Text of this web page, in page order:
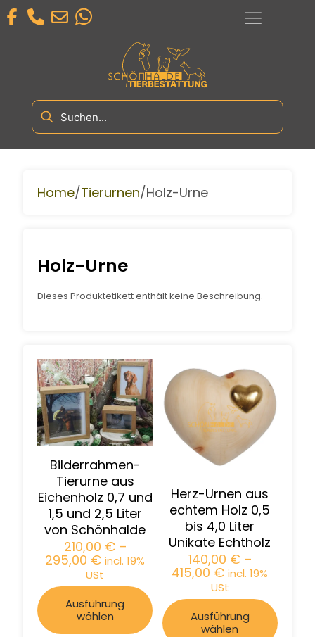
Home/Tierurnen/Holz-Urne
Holz-Urne
Dieses Produktetikett enthält keine Beschreibung.
Bilderrahmen-
Tierurne aus
Eichenholz 0,7 und
1,5 und 2,5 Liter
von Schönhalde
210,00 € –
295,00 € incl. 19%
USt
Ausführung
wählen
Herz-Urnen aus
echtem Holz 0,5
bis 4,0 Liter
Unikate Echtholz
140,00 € –
415,00 € incl. 19%
USt
Ausführung
wählen